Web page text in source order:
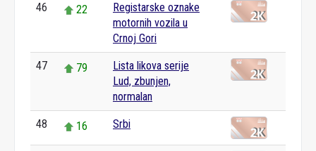
46 22
Registarske oznake
motornih vozila u
Crnoj Gori
47 79
Lista likova serije
Lud, zbunjen,
normalan
48 16 Srbi